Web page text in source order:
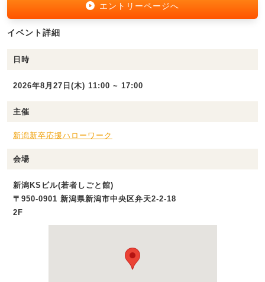
エントリーページへ
イベント詳細
日時
2026年8月27日(木) 11:00 ~ 17:00
主催
新潟新卒応援ハローワーク
会場
新潟KSビル(若者しごと館)
〒950-0901 新潟県新潟市中央区弁天2-2-18
2F